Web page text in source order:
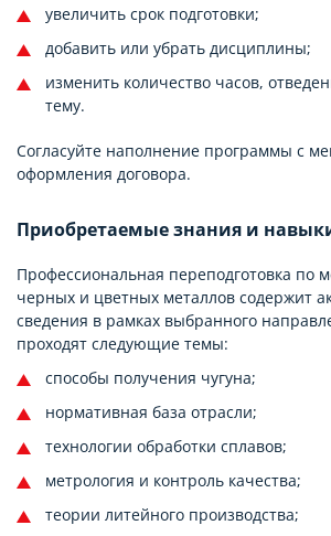
увеличить срок подготовки;
добавить или убрать дисциплины;
изменить количество часов,
тему.
Согласуйте наполнение программы с
оформления договора.
Приобретаемые знания и
Профессиональная переподготовка по
черных и цветных металлов содержит
сведения в рамках выбранного
проходят следующие темы:
способы получения чугуна;
нормативная база отрасли;
технологии обработки сплавов;
метрология и контроль качества;
теории литейного производства;